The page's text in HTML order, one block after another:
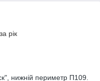
рік
нижній периметр П109.